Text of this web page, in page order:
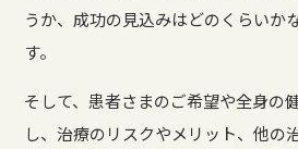
うか、成功の見込みはどのくらいか
す。
そして、患者さまのご希望や全身の
し、治療のリスクやメリット、他の